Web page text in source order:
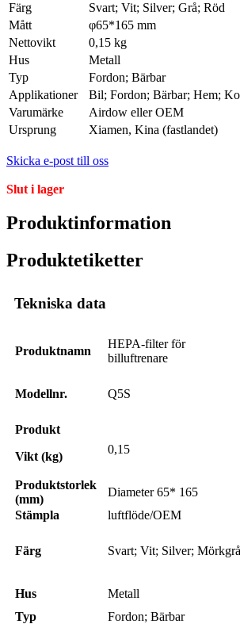
Färg
Svart; Vit; Silver; Grå; Röd
Mått
φ65*165 mm
Nettovikt
0,15 kg
Hus
Metall
Typ
Fordon; Bärbar
Applikationer
Bil; Fordon; Bärbar; Hem;
Varumärke
Airdow eller OEM
Ursprung
Xiamen, Kina (fastlandet)
Skicka e-post till oss
Slut i lager
Produktinformation
Produktetiketter
Tekniska data
Produktnamn
HEPA-filter för
billuftrenare
Modellnr. Q5S
Produkt
Vikt (kg)
0,15
Produktstorlek
(mm)
Diameter 65* 165
Stämpla
luftflöde/OEM
Färg Svart; Vit; Silver; Mörkgrå
Hus Metall
Typ
Fordon; Bärbar